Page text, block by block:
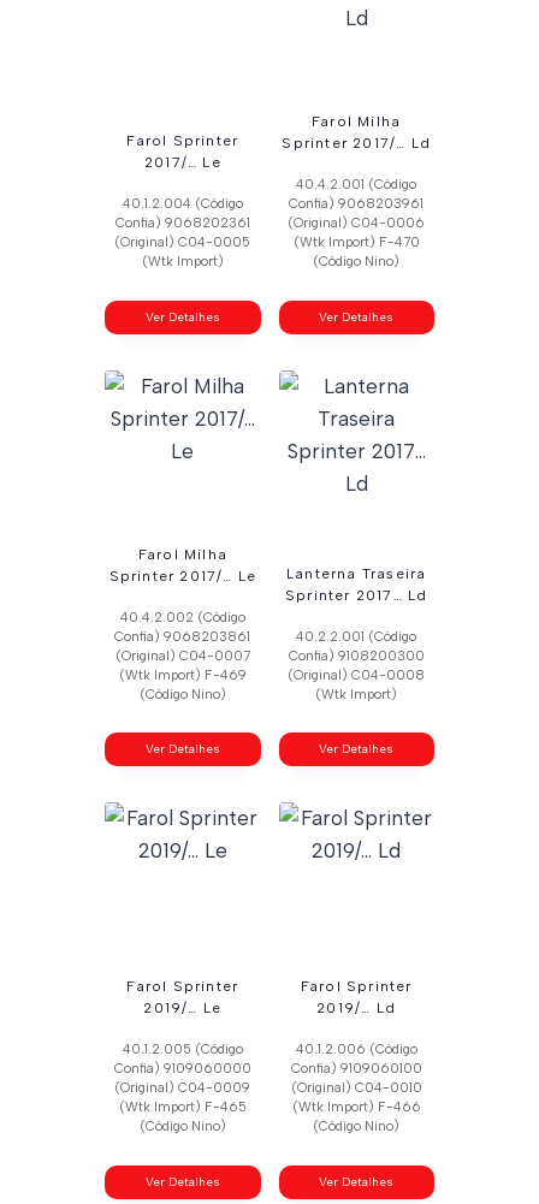
Farol Sprinter
2017/… Le
40.1.2.004 (Código
Confia) 9068202361
(Original) C04-0005
(Wtk Import)
Ver Detalhes
Farol Milha
Sprinter 2017/… Ld
40.4.2.001 (Código
Confia) 9068203961
(Original) C04-0006
(Wtk Import) F-470
(Código Nino)
Ver Detalhes
Farol Milha
Sprinter 2017/… Le
40.4.2.002 (Código
Confia) 9068203861
(Original) C04-0007
(Wtk Import) F-469
(Código Nino)
Ver Detalhes
Lanterna Traseira
Sprinter 2017… Ld
40.2.2.001 (Código
Confia) 9108200300
(Original) C04-0008
(Wtk Import)
Ver Detalhes
Farol Sprinter
2019/… Le
40.1.2.005 (Código
Confia) 9109060000
(Original) C04-0009
(Wtk Import) F-465
(Código Nino)
Ver Detalhes
Farol Sprinter
2019/… Ld
40.1.2.006 (Código
Confia) 9109060100
(Original) C04-0010
(Wtk Import) F-466
(Código Nino)
Ver Detalhes